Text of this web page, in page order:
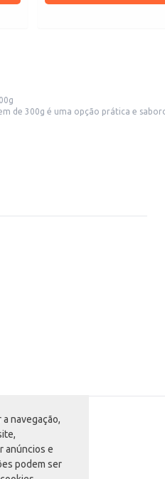
navegação,
anúncios e
podem ser
de 300g é uma opção prática e
pratos, adicionando ingredientes a
e sabor, sendo uma escolha